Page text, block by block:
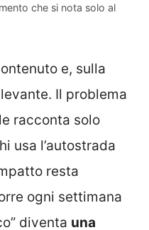
che si nota solo al
e, sulla
Il problema
racconta solo
usa l’autostrada
resta
ogni settimana
diventa una